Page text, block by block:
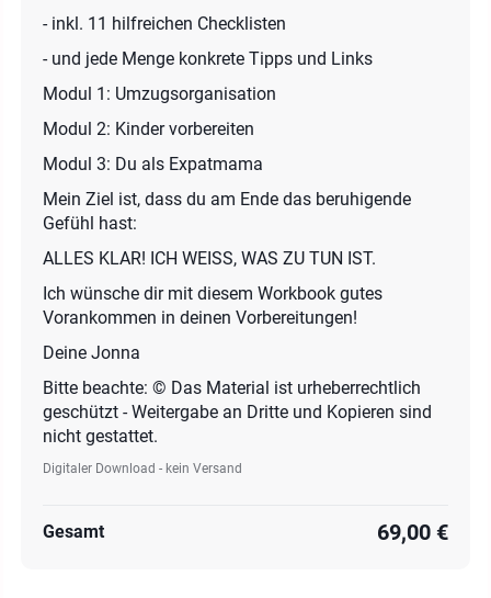
- inkl. 11 hilfreichen Checklisten
- und jede Menge konkrete Tipps und Links
Modul 1: Umzugsorganisation
Modul 2: Kinder vorbereiten
Modul 3: Du als Expatmama
Mein Ziel ist, dass du am Ende das beruhigende
Gefühl hast:
ALLES KLAR! ICH WEISS, WAS ZU TUN IST.
Ich wünsche dir mit diesem Workbook gutes
Vorankommen in deinen Vorbereitungen!
Deine Jonna
Bitte beachte: © Das Material ist urheberrechtlich
geschützt - Weitergabe an Dritte und Kopieren sind
nicht gestattet.
Digitaler Download - kein Versand
Gesamt 69,00 €